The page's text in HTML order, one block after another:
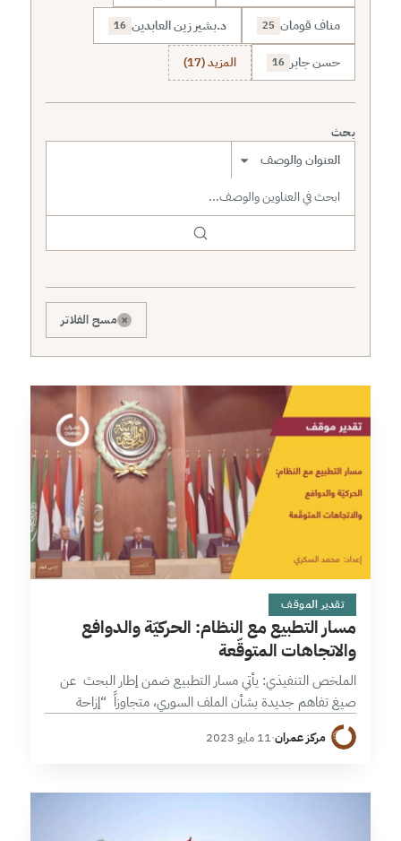
مناف قومان 25 د.بشير زين العابدين 16
حسن جابر 16 المزيد (17)
بحث
نطاق البحث
× مسح الفلاتر
17 دقائق
تقدير الموقف
مسار التطبيع مع النظام: الحركيّة والدوافع
والاتجاهات المتوقّعة
الملخص التنفيذي: يأتي مسار التطبيع ضمن إطار البحث عن
صيغ تفاهم جديدة بشأن الملف السوري، متجاوزاً “إزاحة
الأسد” وتعلي من شأن دينامية “التواصل الإقليمي” ومتطلباته
وتفصله عن مسار الحل السياسي،…
مركز عمران·11 مايو 2023